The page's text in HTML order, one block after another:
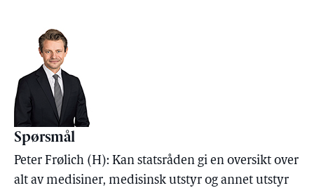
Spørsmål
Peter Frølich (H): Kan statsråden gi en oversikt over
alt av medisiner, medisinsk utstyr og annet utstyr